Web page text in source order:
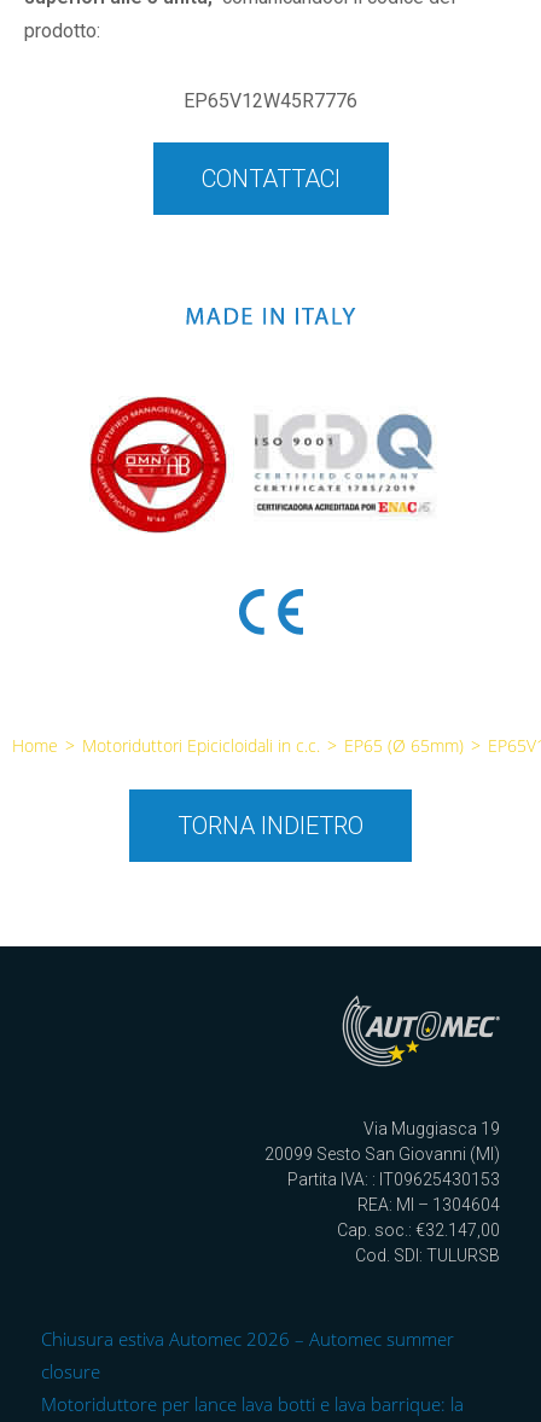
prodotto:
EP65V12W45R7776
CONTATTACI
Home > Motoriduttori Epicicloidali in c.c. > EP65 (Ø 65mm) >
TORNA INDIETRO
Via Muggiasca 19
20099 Sesto San Giovanni (MI)
Partita IVA: : IT09625430153
REA: MI – 1304604
Cap. soc.: €32.147,00
Cod. SDI: TULURSB
Chiusura estiva Automec 2026 – Automec summer
closure
Motoriduttore per lance lava botti e lava barrique: la